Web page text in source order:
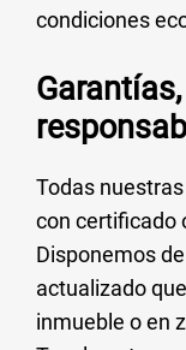
condiciones
Todas
con certificado
Disponemos
actualizado
inmueble o en